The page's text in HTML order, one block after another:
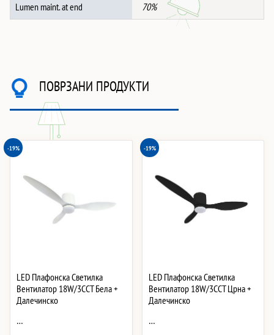
Lumen maint. at end 70%
ПОВРЗАНИ ПРОДУКТИ
-19%
LED Плафонска Светилка
Вентилатор 18W/3CCT Бела +
Далечинско
…
-19%
LED Плафонска Светилка
Вентилатор 18W/3CCT Црна +
Далечинско
…